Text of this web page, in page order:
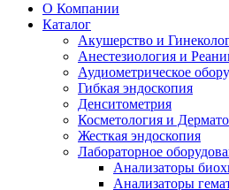
О Компании
Каталог
Акушерство и
Анестезиология и
Аудиометрическое
Гибкая эндоскопия
Денситометрия
Косметология и
Жесткая эндоскопия
Лабораторное
Анализаторы
Анализаторы